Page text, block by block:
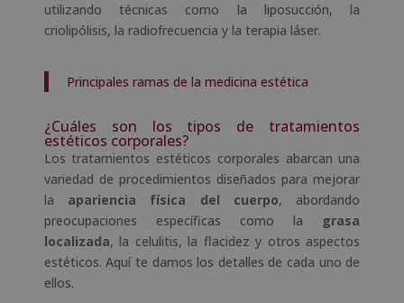
utilizando técnicas como la liposucción, la
criolipólisis, la radiofrecuencia y la terapia láser.
Principales ramas de la medicina estética
¿Cuáles son los tipos de tratamientos
estéticos corporales?
Los tratamientos estéticos corporales abarcan una
variedad de procedimientos diseñados para mejorar
la apariencia física del cuerpo, abordando
preocupaciones específicas como la grasa
localizada, la celulitis, la flacidez y otros aspectos
estéticos. Aquí te damos los detalles de cada uno de
ellos.